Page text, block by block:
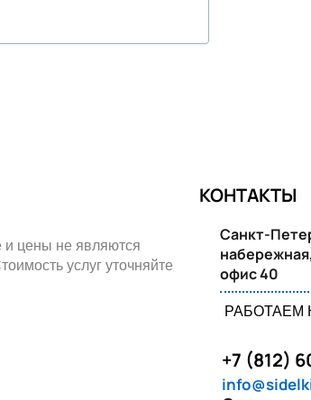
цены не являются
услуг уточняйте
КОНТАКТЫ
Санкт-
офис 40
РАБОТАЕМ
+7 (812)